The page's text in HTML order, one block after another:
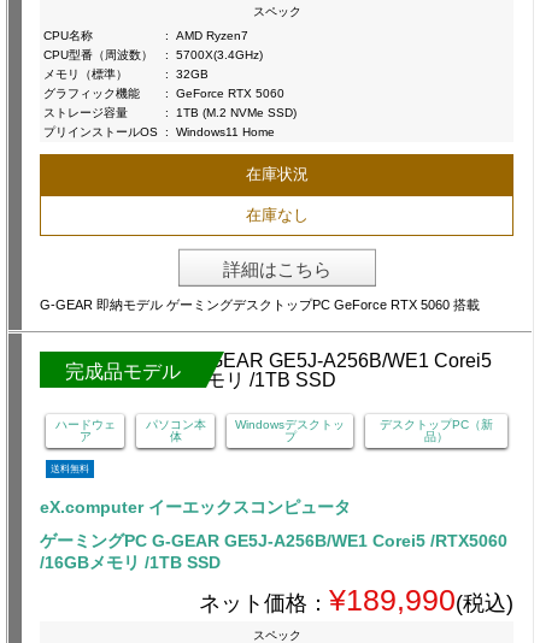
スペック
CPU名称
:
AMD Ryzen7
CPU型番（周波数）
:
5700X(3.4GHz)
メモリ（標準）
:
32GB
グラフィック機能
:
GeForce RTX 5060
ストレージ容量
:
1TB (M.2 NVMe SSD)
プリインストールOS : Windows11 Home
在庫状況
在庫なし
詳細はこちら
G-GEAR 即納モデル ゲーミングデスクトップPC GeForce RTX 5060 搭載
完成品モデル
ハードウェ
ア
パソコン本
体
Windowsデスクトッ
プ
デスクトップPC（新
品）
送料無料
eX.computer イーエックスコンピュータ
ゲーミングPC G-GEAR GE5J-A256B/WE1 Corei5 /RTX5060
/16GBメモリ /1TB SSD
ネット価格： ¥189,990(税込)
スペック